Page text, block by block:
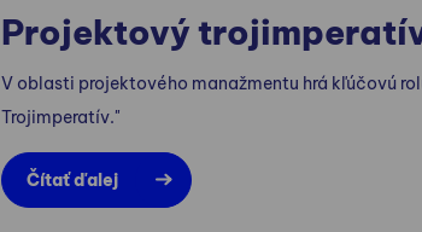
Projektový
V oblasti projektového manažmentu hrá kľúčovú
Trojimperatív."
Čítať ďalej